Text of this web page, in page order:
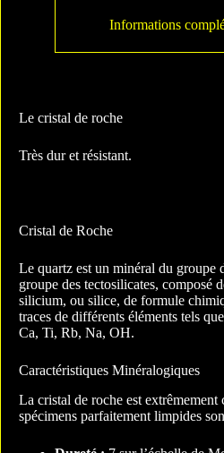
Informations
Le cristal de roche
Très dur et résistant.
Cristal de Roche
Le quartz est un minéral du groupe
groupe des tectosilicates, composé
silicium, ou silice, de formule
traces de différents éléments tels
Ca, Ti, Rb, Na, OH.
Caractéristiques Minéralogiques
La cristal de roche est extrêmement
spécimens parfaitement limpides